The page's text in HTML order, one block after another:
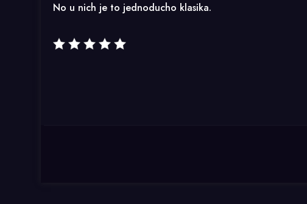
No u nich je to jednoducho klasika.